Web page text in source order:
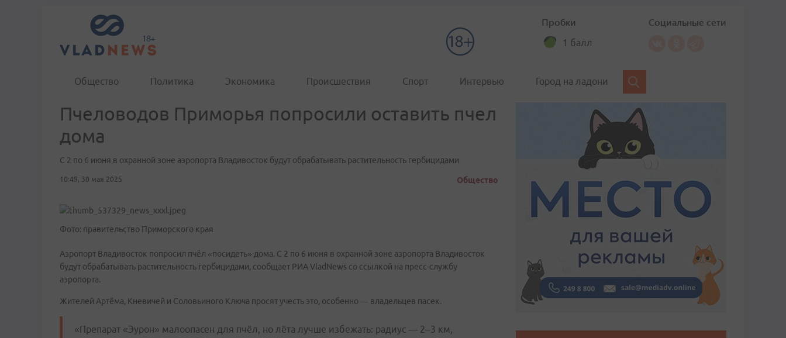
Пробки
1 балл
Социальные сети
Общество Политика Экономика Происшествия Спорт Интервью Город на ладони
Пчеловодов Приморья попросили оставить пчел
дома
С 2 по 6 июня в охранной зоне аэропорта Владивосток будут обрабатывать растительность гербицидами
10:49, 30 мая 2025 Общество
Фото: правительство Приморского края
Аэропорт Владивосток попросил пчёл «посидеть» дома. С 2 по 6 июня в охранной зоне аэропорта Владивосток
будут обрабатывать растительность гербицидами, сообщает РИА VladNews со ссылкой на пресс-службу
аэропорта.
Жителей Артёма, Кневичей и Соловьиного Ключа просят учесть это, особенно — владельцев пасек.
«Препарат «Эурон» малоопасен для пчёл, но лёта лучше избежать: радиус — 2–3 км,